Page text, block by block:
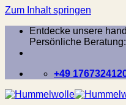
Zum Inhalt springen
Entdecke unsere
Persönliche
+49